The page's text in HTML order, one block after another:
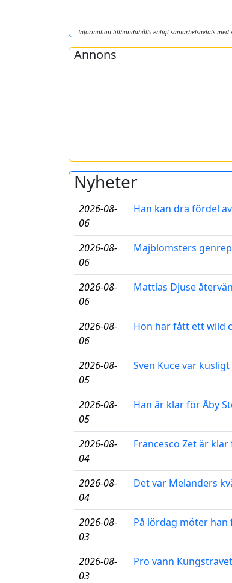
Information tillhandahålls enligt samarbetsavtals med
Annons
Nyheter
2026-08-
06
Han kan dra fördel
2026-08-
06
Majblomsters
2026-08-
06
Mattias Djuse
2026-08-
06
Hon har fått ett wild
2026-08-
05
Sven Kuce var
2026-08-
05
Han är klar för Åby
2026-08-
04
Francesco Zet är
2026-08-
04
Det var Melanders
2026-08-
03
På lördag möter
2026-08-
03
Pro vann Kungstravet